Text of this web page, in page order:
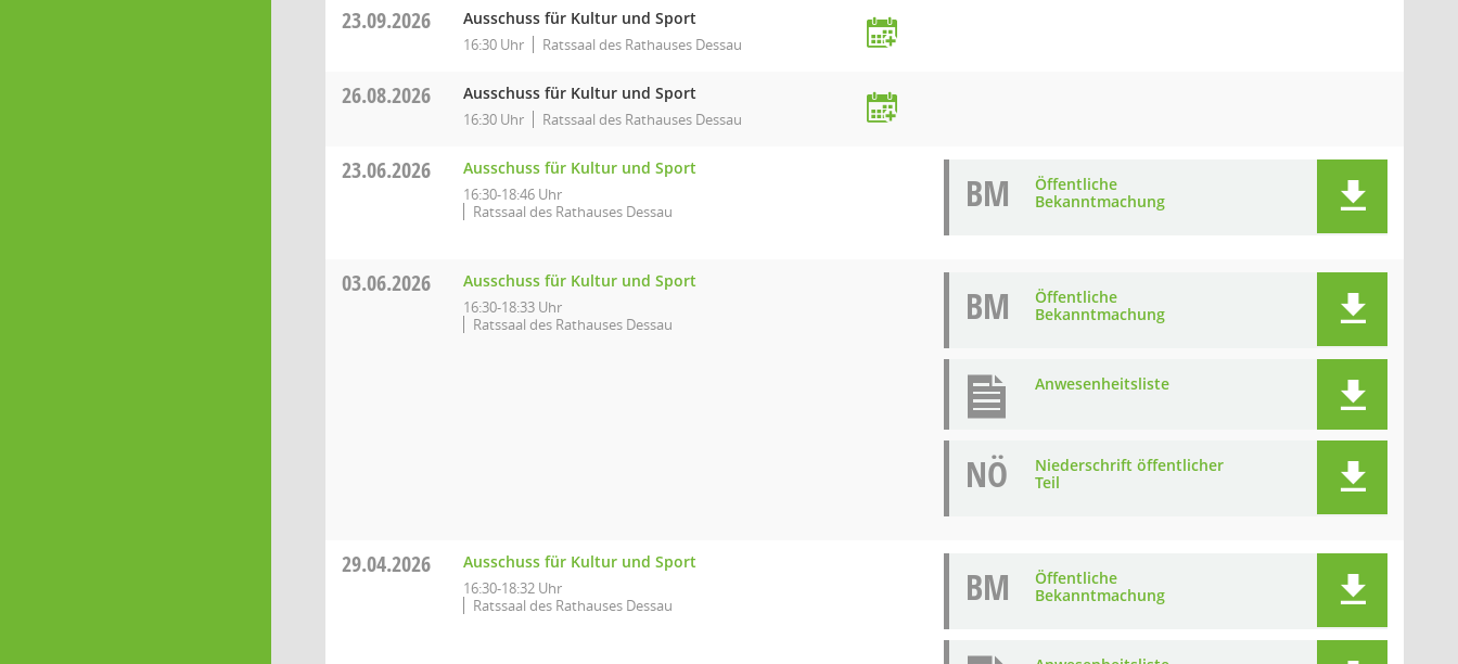
23.09.2026 Ausschuss für Kultur und Sport
16:30 Uhr Ratssaal des Rathauses Dessau
26.08.2026 Ausschuss für Kultur und Sport
16:30 Uhr Ratssaal des Rathauses Dessau
23.06.2026 Ausschuss für Kultur und Sport
16:30-18:46 Uhr
Ratssaal des Rathauses Dessau
BM
Öffentliche
Bekanntmachung
03.06.2026 Ausschuss für Kultur und Sport
16:30-18:33 Uhr
Ratssaal des Rathauses Dessau
BM
Öffentliche
Bekanntmachung
Anwesenheitsliste
NÖ
Niederschrift öffentlicher
Teil
29.04.2026 Ausschuss für Kultur und Sport
16:30-18:32 Uhr
Ratssaal des Rathauses Dessau
BM
Öffentliche
Bekanntmachung